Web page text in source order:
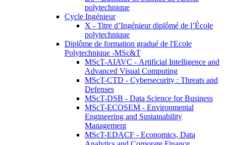
polytechnique
Cycle Ingénieur
X - Titre d’Ingénieur diplômé de l’École
polytechnique
Diplôme de formation gradué de l'Ecole
Polytechnique -MSc&T
MScT-AIAVC - Artificial Intelligence and
Advanced Visual Computing
MScT-CTD - Cybersecurity : Threats and
Defenses
MScT-DSB - Data Science for Business
MScT-ECOSEM - Environmental
Engineering and Sustainability
Management
MScT-EDACF - Economics, Data